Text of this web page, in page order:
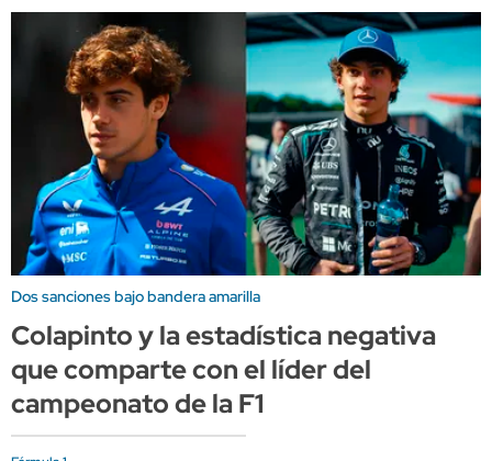
Dos sanciones bajo bandera amarilla
Colapinto y la estadística negativa
que comparte con el líder del
campeonato de la F1